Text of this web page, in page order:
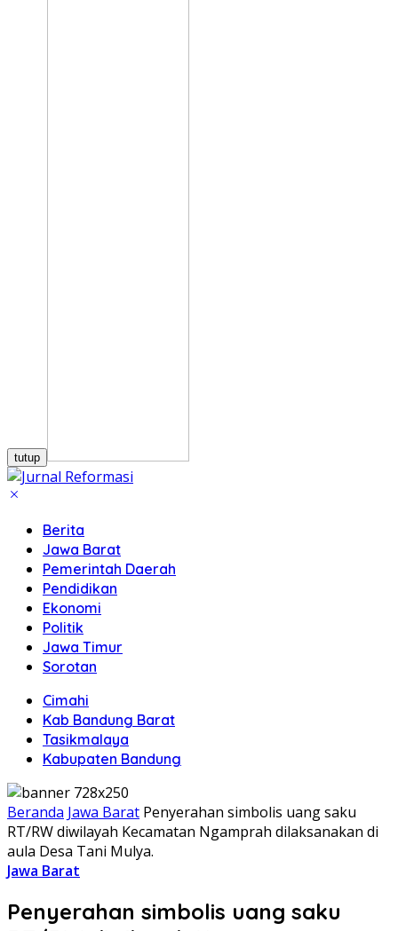
tutup
Berita
Jawa Barat
Pemerintah Daerah
Pendidikan
Ekonomi
Politik
Jawa Timur
Sorotan
Cimahi
Kab Bandung Barat
Tasikmalaya
Kabupaten Bandung
Beranda Jawa Barat Penyerahan simbolis uang saku
RT/RW diwilayah Kecamatan Ngamprah dilaksanakan di
aula Desa Tani Mulya.
Jawa Barat
Penyerahan simbolis uang saku